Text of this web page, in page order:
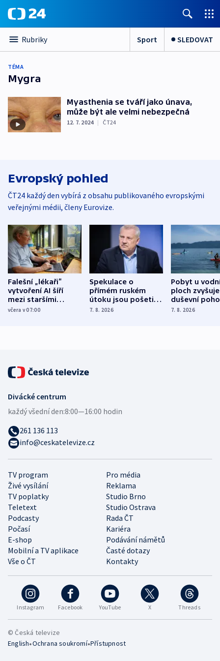
Rubriky Sport SLEDOVAT
TÉMA
Mygra
Myasthenia se tváří jako únava,
může být ale velmi nebezpečná
12. 7. 2024 | ČT24
Evropský pohled
ČT24 každý den vybírá z obsahu publikovaného evropskými
veřejnými médii, členy Eurovize.
Falešní „lékaři“
vytvoření AI šíří
mezi staršími
Poláky nebezpečné
včera v 07:00
Spekulace o
přímém ruském
útoku jsou pošetilé,
míní estonský
7. 8. 2026
Pobyt u
ploch zvyšuje
duševní
ukázala
7. 8. 2026
Instagram Facebook YouTube X Threads
TV program
Pro média
Živé vysílání
Reklama
TV poplatky
Studio Brno
Teletext
Studio Ostrava
Podcasty
Rada ČT
Počasí
Kariéra
E-shop
Podávání námětů
Mobilní a TV aplikace
Časté dotazy
Vše o ČT
Kontakty
Divácké centrum
každý všední den:8:00—16:00 hodin
261 136 113
info@ceskatelevize.cz
© Česká televize
English•Ochrana soukromí•Přístupnost